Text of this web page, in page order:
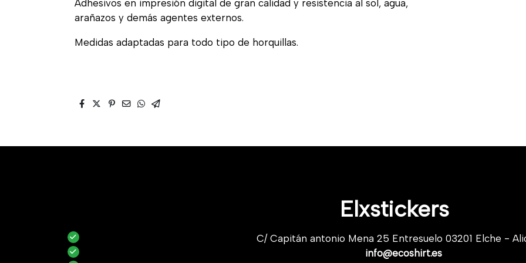
Adhesivos en impresión digital de gran calidad y resistencia al sol, agua,
arañazos y demás agentes externos.
Medidas adaptadas para todo tipo de horquillas.
Elxstickers
C/ Capitán antonio Mena 25 Entresuelo 03201 Elche -
info@ecoshirt.es